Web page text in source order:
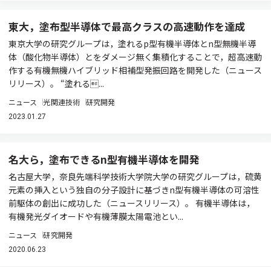
東大，塗布型半導体で最高クラスの高速動作を達成
東京大学の研究グループは，塗れるp型有機半導体とn型無機半導
体（酸化物半導体）とをダメージ無く集積化することで，超高速動
作する有機無機ハイブリッド相補型発振回路を開発した（ニュース
リリース）。 “塗れる...
ニュース 光関連技術 研究開発
2023.01.27
名大ら，塗布できるn型有機半導体を開発
名古屋大学，奈良先端科学技術大学院大学の研究グループは，硫黄
元素の挿入という独自の分子設計に基づきn型有機半導体の可溶性
前駆体の創出に成功した（ニュースリリース）。 有機半導体は，
有機発光ダイオードや有機薄膜太陽電池とい...
ニュース 研究開発
2020.06.23